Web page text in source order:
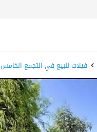
فيلات للبيع في التجمع الخامس